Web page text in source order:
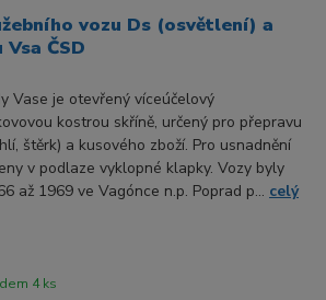
vozu Ds (osvětlení) a
ČSD
Vase je otevřený víceúčelový
kostrou skříně, určený pro přepravu
štěrk) a kusového zboží. Pro usnadnění
v podlaze vyklopné klapky. Vozy byly
až 1969 ve Vagónce n.p. Poprad p... celý
4 ks